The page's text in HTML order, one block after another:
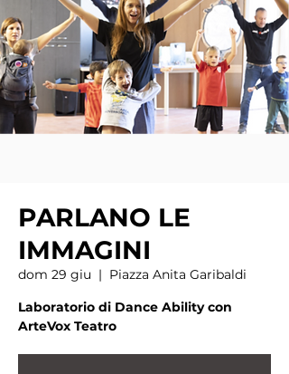
PARLANO LE
IMMAGINI
dom 29 giu
  |
Piazza Anita Garibaldi
Laboratorio di Dance Ability con
ArteVox Teatro